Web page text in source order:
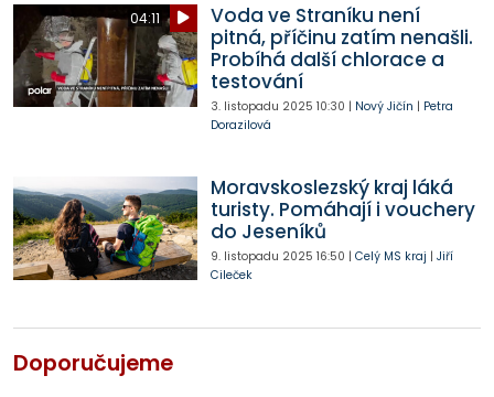
04:11
Voda ve Straníku není
pitná, příčinu zatím nenašli.
Probíhá další chlorace a
testování
3. listopadu 2025 10:30 | Nový Jičín | Petra
Dorazilová
Moravskoslezský kraj láká
turisty. Pomáhají i vouchery
do Jeseníků
9. listopadu 2025 16:50 | Celý MS kraj | Jiří
Cileček
Doporučujeme